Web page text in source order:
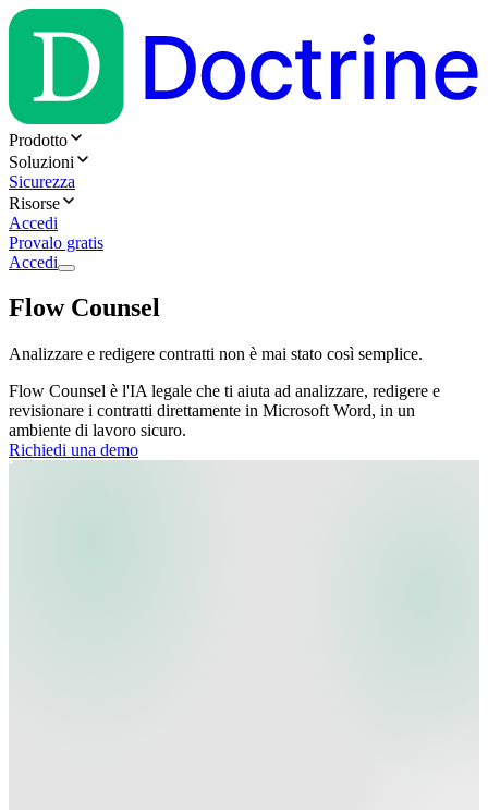
Prodotto
Soluzioni
Sicurezza
Risorse
Accedi
Provalo gratis
Accedi
Flow Counsel
Analizzare e redigere contratti non è mai stato così semplice.
Flow Counsel è l'IA legale che ti aiuta ad analizzare, redigere e
revisionare i contratti direttamente in Microsoft Word, in un
ambiente di lavoro sicuro.
Richiedi una demo